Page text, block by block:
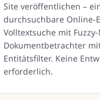
Site veröffentlichen –
durchsuchbare Online-
Volltextsuche mit
Dokumentbetrachter
Entitätsfilter. Keine
erforderlich.